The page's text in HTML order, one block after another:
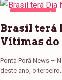
Brasil terá
Vítimas
Ponta Porã News –
deste ano, o terceiro…